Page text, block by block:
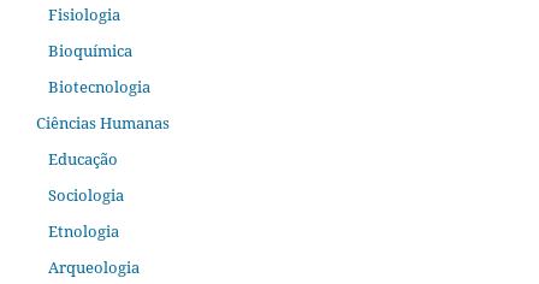
Fisiologia
Bioquímica
Biotecnologia
Ciências Humanas
Educação
Sociologia
Etnologia
Arqueologia